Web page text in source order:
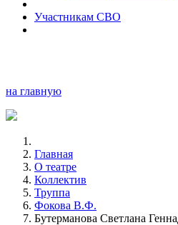
Участникам СВО
на главную
Главная
О театре
Коллектив
Труппа
Фокова В.Ф.
Бутерманова Светлана